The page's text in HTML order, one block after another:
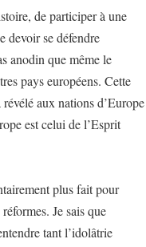
de participer à une
devoir se défendre
anodin que même le
pays européens. Cette
aux nations d’Europe
est celui de l’Esprit
plus fait pour
Je sais que
tant l’idolâtrie